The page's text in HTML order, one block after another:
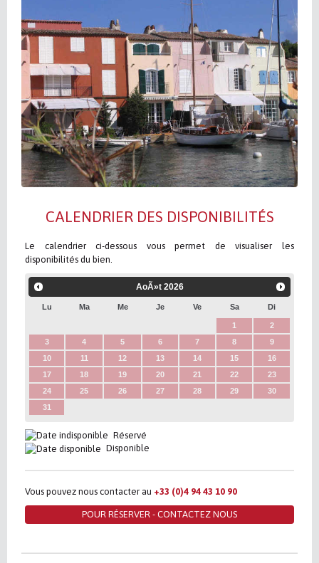
CALENDRIER DES DISPONIBILITÉS
Le calendrier ci-dessous vous permet de visualiser les
disponibilités du bien.
AoÃ»t 2026
Lu Ma Me Je Ve Sa Di
1
2
3
4 5 6 7 8
9
10
11 12 13 14 15
16
17
18 19 20 21 22
23
24
25 26 27 28 29
30
31
Réservé
Disponible
Vous pouvez nous contacter au +33 (0)4 94 43 10 90
POUR RÉSERVER - CONTACTEZ NOUS